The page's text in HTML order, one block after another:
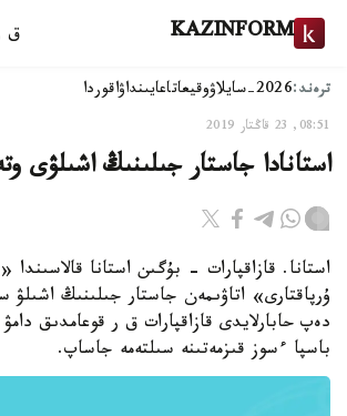
KAZINFORM ق
ترەند:2026-سايلاۋ وقيعاتاعايىنداۋاقوردا
08:51, 23 قاڭتار 2019
استانادا جاستار جىلىنىڭ اشىلۋى
استانا. قازاقپارات - بۇگىن استانا قالاسىندا
ۇرپاقتارى» اتاۋىمەن جاستار جىلىنىڭ اشىلۋ
دەپ حابارلايدى قازاقپارات ق ر قوعامدىق
باسپا ءسوز قىزمەتىنە سىلتەمە جاساپ.